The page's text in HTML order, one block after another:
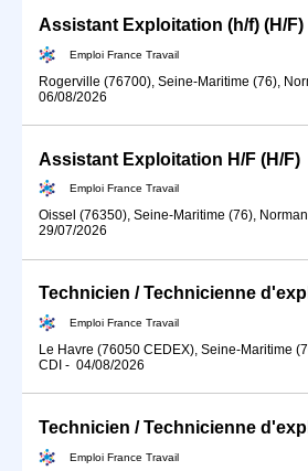
Assistant Exploitation (h/f) (H/F)
Emploi France Travail
Rogerville (76700), Seine-Maritime (76),
06/08/2026
Assistant Exploitation H/F (H/F)
Emploi France Travail
Oissel (76350), Seine-Maritime (76),
29/07/2026
Emploi France Travail
Le Havre (76050 CEDEX), Seine-Maritime
CDI - 04/08/2026
Emploi France Travail